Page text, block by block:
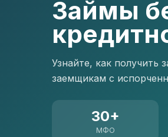
Займы
Узнайте, как получить
заемщикам с
30+
МФО